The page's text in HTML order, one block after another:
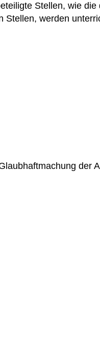
Stellen, wie die
Stellen, werden
der